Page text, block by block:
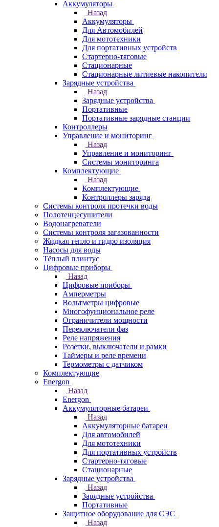
Аккумуляторы
Назад
Аккумуляторы
Для Автомобилей
Для мототехники
Для портативных устройств
Стартерно-тяговые
Стационарные
Стационарные литиевые накопители
Зарядные устройства
Назад
Зарядные устройства
Портативные
Портативные зарядные станции
Контроллеры
Управление и мониторинг
Назад
Управление и мониторинг
Системы мониторинга
Комплектующие
Назад
Комплектующие
Контроллеры заряда
Системы контроля протечки воды
Полотенцесушители
Водонагреватели
Системы контроля загазованности
Жидкая тепло и гидро изоляция
Насосы для воды
Тёплый плинтус
Цифровые приборы
Назад
Цифровые приборы
Амперметры
Вольтметры цифровые
Многофунциональное реле
Ограничители мощности
Переключатели фаз
Реле напряжения
Розетки, выключатели и рамки
Таймеры и реле времени
Термометры c датчиком
Комплектующие
Energon
Назад
Energon
Аккумуляторные батареи
Назад
Аккумуляторные батареи
Для автомобилей
Для мототехники
Для портативных устройств
Стартерно-тяговые
Стационарные
Зарядные устройства
Назад
Зарядные устройства
Портативные
Защитное оборудование для СЭС
Назад